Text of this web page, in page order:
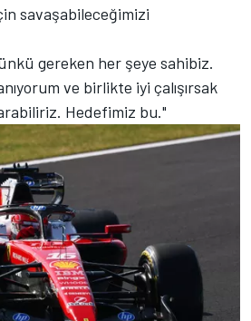
savaşabileceğimizi
gereken her şeye sahibiz.
ve birlikte iyi çalışırsak
Hedefimiz bu."